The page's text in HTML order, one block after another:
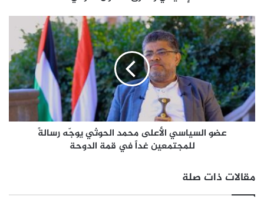
عضو السياسي الأعلى محمد الحوثي يوجّه رسالةً
للمجتمعين غداً في قمة الدوحة
مقالات ذات صلة